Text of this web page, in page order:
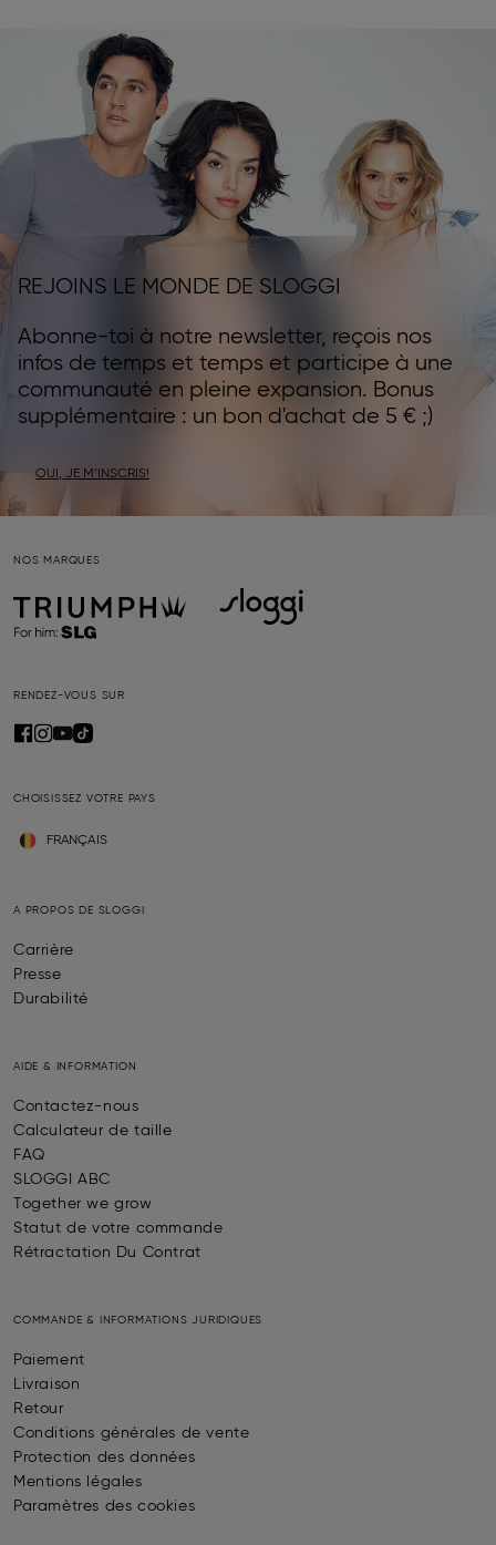
REJOINS LE MONDE DE SLOGGI
Abonne-toi à notre newsletter, reçois nos
infos de temps et temps et participe à une
communauté en pleine expansion. Bonus
supplémentaire : un bon d'achat de 5 € ;)
OUI, JE M’INSCRIS!
NOS MARQUES
RENDEZ-VOUS SUR
CHOISISSEZ VOTRE PAYS
FRANÇAIS
A PROPOS DE SLOGGI
Carrière
Presse
Durabilité
AIDE & INFORMATION
Contactez-nous
Calculateur de taille
FAQ
SLOGGI ABC
Together we grow
Statut de votre commande
Rétractation Du Contrat
COMMANDE & INFORMATIONS JURIDIQUES
Paiement
Livraison
Retour
Conditions générales de vente
Protection des données
Mentions légales
Paramètres des cookies